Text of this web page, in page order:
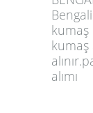
kumaş
kumaş
alımı